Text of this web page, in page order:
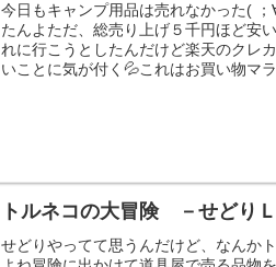
今日もキャンプ用品は売れなかった(
たんよただ、総売り上げ５千円ほど安
れに行こうとしたんだけど楽天のクレ
いことに気が付く💦これはお買い物マ
トルネコの大冒険 －せどり
せどりやってて思うんだけど、なんか